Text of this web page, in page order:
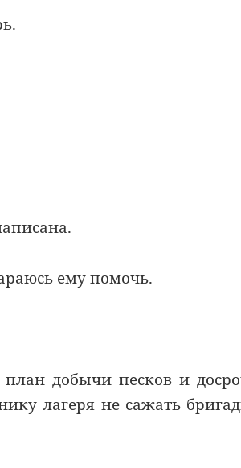
ему помочь.
добычи песков и
лагеря не сажать